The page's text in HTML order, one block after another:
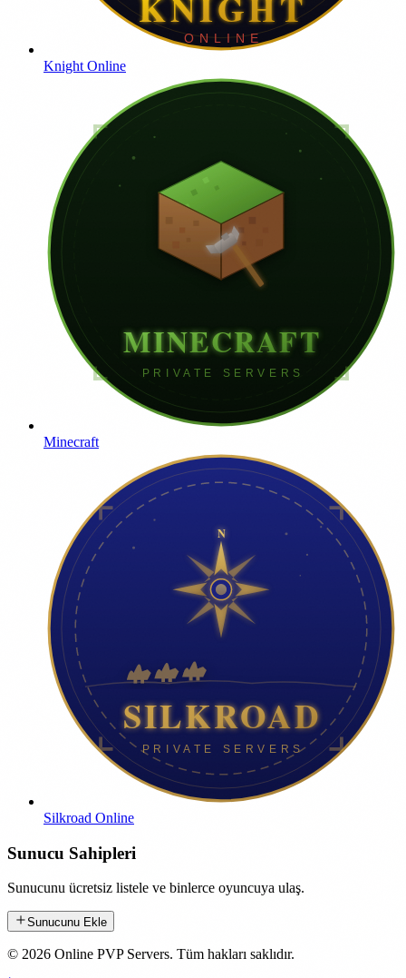
Knight Online
Minecraft
Silkroad Online
Sunucu Sahipleri
Sunucunu ücretsiz listele ve binlerce oyuncuya ulaş.
Sunucunu Ekle
© 2026 Online PVP Servers. Tüm hakları saklıdır.